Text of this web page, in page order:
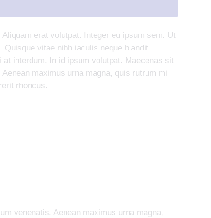
erat volutpat. Integer eu ipsum sem. Ut
vitae nibh iaculis neque blandit
interdum. In id ipsum volutpat. Maecenas sit
maximus urna magna, quis rutrum mi
rhoncus.
venenatis. Aenean maximus urna magna,